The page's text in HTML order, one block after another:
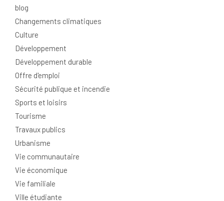
blog
Changements climatiques
Culture
Développement
Développement durable
Offre d'emploi
Sécurité publique et incendie
Sports et loisirs
Tourisme
Travaux publics
Urbanisme
Vie communautaire
Vie économique
Vie familiale
Ville étudiante